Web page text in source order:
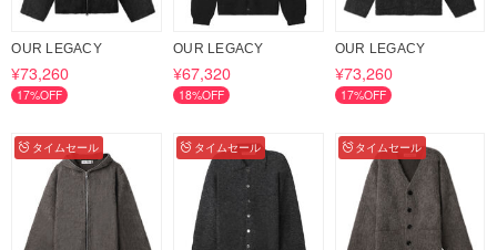
OUR LEGACY
¥73,260
17%OFF
OUR LEGACY
¥67,320
18%OFF
OUR LEGACY
¥73,260
17%OFF
タイムセール タイムセール タイムセール